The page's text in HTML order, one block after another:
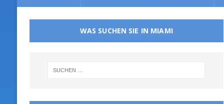
WAS SUCHEN SIE IN MIAMI